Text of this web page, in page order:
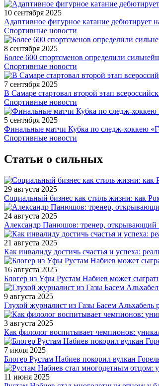
10 сентября 2025
Адаптивное фигурное катание
Спортивные новости
8 сентября 2025
Более 600 спортсменов определили
Спортивные новости
7 сентября 2025
В Самаре стартовал второй этап
Спортивные новости
5 сентября 2025
Финальные матчи Кубка по следж-хоккею
Спортивные новости
Статьи о сильных
29 августа 2025
Социальный бизнес как стиль жизни: как
24 августа 2025
Александр Панюшов: тренер, открывающий
21 августа 2025
Как инвалиду достичь счастья и успеха:
16 августа 2025
Блогер из Уфы Рустам Набиев может
9 августа 2025
Глухой журналист из Газы Басем Альхабель
3 августа 2025
Как филолог воспитывает чемпионов:
7 июля 2025
Блогер Рустам Набиев покорил вулкан
11 июня 2025